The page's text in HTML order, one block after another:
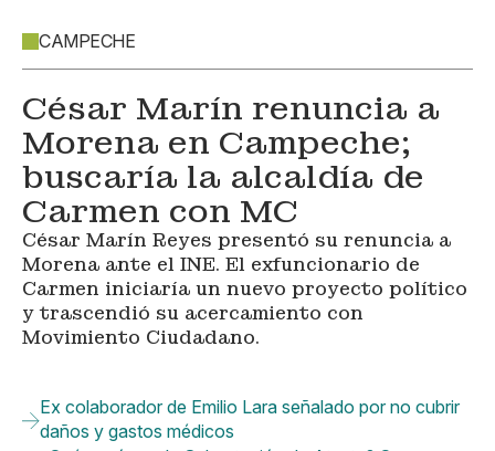
CAMPECHE
César Marín renuncia a
Morena en Campeche;
buscaría la alcaldía de
Carmen con MC
César Marín Reyes presentó su renuncia a
Morena ante el INE. El exfuncionario de
Carmen iniciaría un nuevo proyecto político
y trascendió su acercamiento con
Movimiento Ciudadano.
Ex colaborador de Emilio Lara señalado por no cubrir
daños y gastos médicos